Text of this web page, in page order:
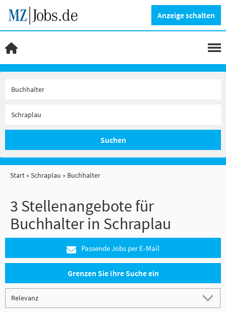
Anzeige schalten
Suchen
Start Schraplau Buchhalter
3 Stellenangebote für
Buchhalter in Schraplau
Passende Jobs per E-Mail
Grenzen Sie Ihre Suche ein